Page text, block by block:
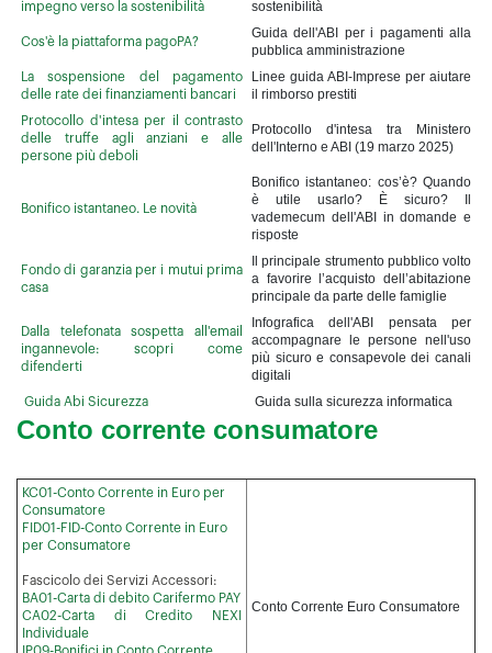
impegno verso la sostenibilità
sostenibilità
Cos'è la piattaforma pagoPA?
Guida dell'ABI per i pagamenti alla
pubblica amministrazione
La sospensione del pagamento
delle rate dei finanziamenti bancari
Linee guida ABI-Imprese per aiutare
il rimborso prestiti
Protocollo d'intesa per il contrasto
delle truffe agli anziani e alle
persone più deboli
Protocollo d'intesa tra Ministero
dell'Interno e ABI (19 marzo 2025)
Bonifico istantaneo. Le novità
Bonifico istantaneo: cos’è? Quando
è utile usarlo? È sicuro? Il
vademecum dell'ABI in domande e
risposte
Fondo di garanzia per i mutui prima
casa
Il principale strumento pubblico volto
a favorire l’acquisto dell’abitazione
principale da parte delle famiglie
Dalla telefonata sospetta all'email
ingannevole: scopri come
difenderti
Infografica dell'ABI pensata per
accompagnare le persone nell'uso
più sicuro e consapevole dei canali
digitali
Guida Abi Sicurezza Guida sulla sicurezza informatica
Conto corrente consumatore
KC01-Conto Corrente in Euro per
Consumatore
FID01-FID-Conto Corrente in Euro
per Consumatore
Fascicolo dei Servizi Accessori:
BA01-Carta di debito Carifermo PAY
CA02-Carta di Credito NEXI
Individuale
Conto Corrente Euro Consumatore